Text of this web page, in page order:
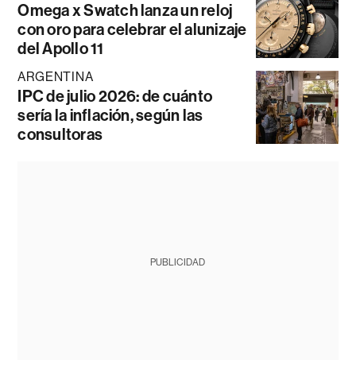
Omega x Swatch lanza un reloj
con oro para celebrar el alunizaje
del Apollo 11
ARGENTINA
IPC de julio 2026: de cuánto
sería la inflación, según las
consultoras
PUBLICIDAD